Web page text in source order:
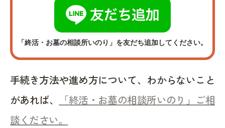
「終活・お墓の相談所いのり」を友だち追加してください。
手続き方法や進め方について、わからないこと
があれば、
「終活・お墓の相談所いのり」ご相
談ください。